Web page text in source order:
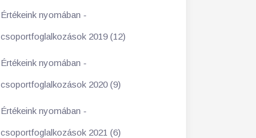
Értékeink nyomában -
csoportfoglalkozások 2019 (12)
Értékeink nyomában -
csoportfoglalkozások 2020 (9)
Értékeink nyomában -
csoportfoglalkozások 2021 (6)